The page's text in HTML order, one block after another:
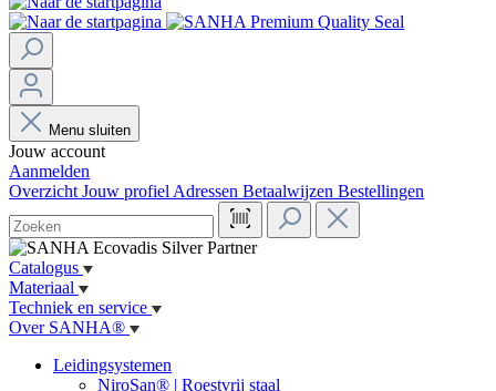
Menu sluiten
Jouw account
Aanmelden
Overzicht Jouw profiel Adressen Betaalwijzen Bestellingen
Catalogus
Materiaal
Techniek en service
Over SANHA®
Leidingsystemen
NiroSan® | Roestvrij staal